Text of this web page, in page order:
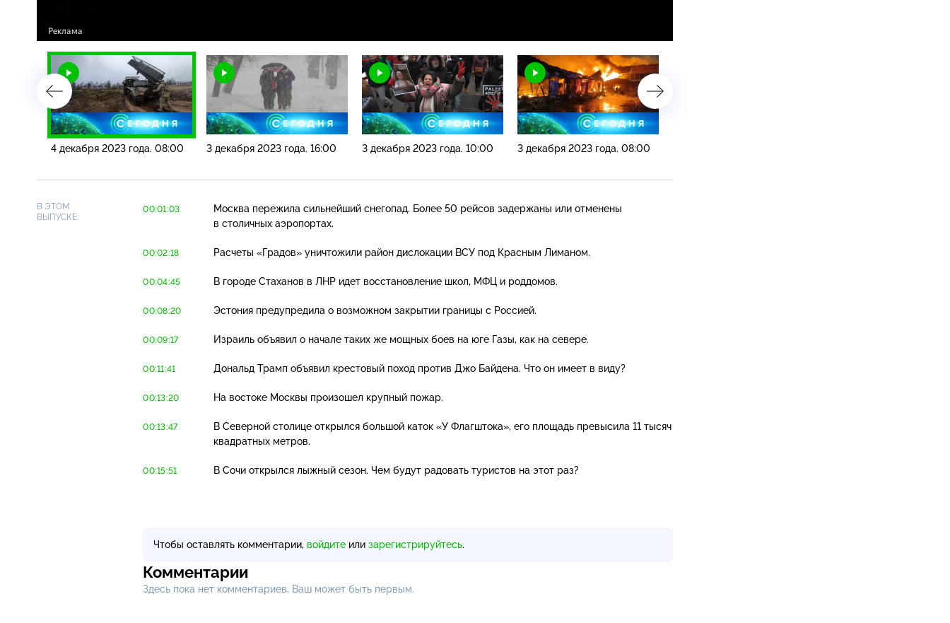
4 декабря 2023 года. 08:00 3 декабря 2023 года. 16:00 3 декабря 2023 года. 10:00 3 декабря 2023 года. 08:00
В ЭТОМ
ВЫПУСКЕ:
00:01:03
Москва пережила сильнейший снегопад. Более 50 рейсов задержаны или отменены
в столичных аэропортах.
00:02:18 Расчеты «Градов» уничтожили район дислокации ВСУ под Красным Лиманом.
00:04:45 В городе Стаханов в ЛНР идет восстановление школ, МФЦ и роддомов.
00:08:20 Эстония предупредила о возможном закрытии границы с Россией.
00:09:17 Израиль объявил о начале таких же мощных боев на юге Газы, как на севере.
00:11:41 Дональд Трамп объявил крестовый поход против Джо Байдена. Что он имеет в виду?
00:13:20 На востоке Москвы произошел крупный пожар.
00:13:47
В Северной столице открылся большой каток «У Флагштока», его площадь превысила 11 тысяч
квадратных метров.
00:15:51 В Сочи открылся лыжный сезон. Чем будут радовать туристов на этот раз?
Чтобы оставлять комментарии, войдите или зарегистрируйтесь.
Комментарии
Здесь пока нет комментариев, Ваш может быть первым.